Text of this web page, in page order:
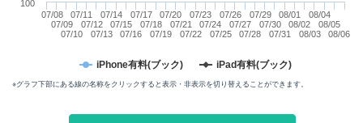
iPhone有料(ブック) iPad有料(ブック)
07/08
07/09
07/10
07/11
07/12
07/13
07/14
07/15
07/16
07/17
07/18
07/19
07/20
07/21
07/22
07/23
07/24
07/25
07/26
07/27
07/28
07/29
07/30
07/31
08/01
08/02
08/03
08/04
08/05
08/06
100
※グラフ下部にある線の名称をクリックすると表示・非表示を切り替えることができます。